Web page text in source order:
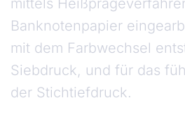
mittels
Banknotenpapier
mit dem Farbwechsel
Siebdruck, und für das
der Stichtiefdruck.